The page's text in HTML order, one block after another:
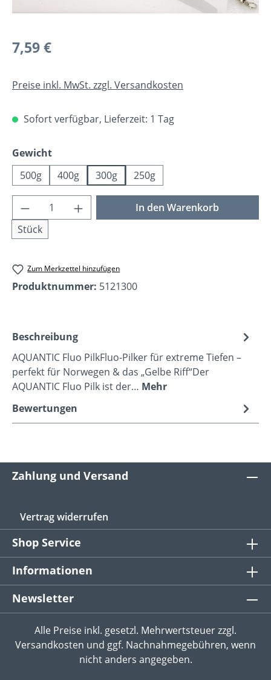
Regulärer Preis:
7,59 €
Preise inkl. MwSt. zzgl. Versandkosten
Sofort verfügbar, Lieferzeit: 1 Tag
Gewichtauswählen
500g
400g 300g 250g
Produkt Anzahl: Gib den gewünschten
Stück
In den Warenkorb
Zum Merkzettel hinzufügen
Produktnummer: 5121300
Beschreibung
AQUANTIC Fluo PilkFluo-Pilker für extreme Tiefen –
perfekt für Norwegen & das „Gelbe Riff“Der
AQUANTIC Fluo Pilk ist der… Mehr
Bewertungen
Zahlung und Versand
Vertrag widerrufen
Shop Service
Informationen
Newsletter
Alle Preise inkl. gesetzl. Mehrwertsteuer zzgl.
Versandkosten und ggf. Nachnahmegebühren, wenn
nicht anders angegeben.